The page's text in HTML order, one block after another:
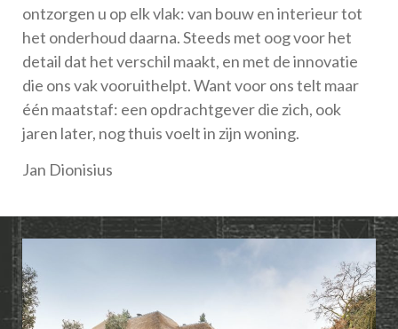
ontzorgen u op elk vlak: van bouw en interieur tot
het onderhoud daarna. Steeds met oog voor het
detail dat het verschil maakt, en met de innovatie
die ons vak vooruithelpt. Want voor ons telt maar
één maatstaf: een opdrachtgever die zich, ook
jaren later, nog thuis voelt in zijn woning.
Jan Dionisius